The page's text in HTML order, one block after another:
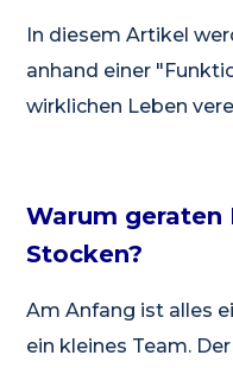
In diesem Artikel
anhand einer
wirklichen Leben
Warum geraten
Stocken?
Am Anfang ist alles
ein kleines Team.